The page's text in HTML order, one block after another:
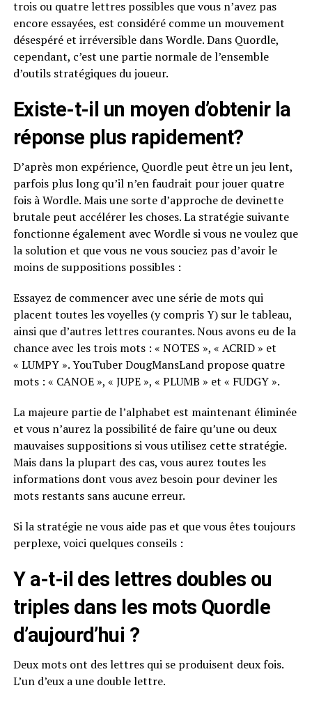
trois ou quatre lettres possibles que vous n’avez pas
encore essayées, est considéré comme un mouvement
désespéré et irréversible dans Wordle. Dans Quordle,
cependant, c’est une partie normale de l’ensemble
d’outils stratégiques du joueur.
Existe-t-il un moyen d’obtenir la
réponse plus rapidement?
D’après mon expérience, Quordle peut être un jeu lent,
parfois plus long qu’il n’en faudrait pour jouer quatre
fois à Wordle. Mais une sorte d’approche de devinette
brutale peut accélérer les choses. La stratégie suivante
fonctionne également avec Wordle si vous ne voulez que
la solution et que vous ne vous souciez pas d’avoir le
moins de suppositions possibles :
Essayez de commencer avec une série de mots qui
placent toutes les voyelles (y compris Y) sur le tableau,
ainsi que d’autres lettres courantes. Nous avons eu de la
chance avec les trois mots : « NOTES », « ACRID » et
« LUMPY ». YouTuber DougMansLand propose quatre
mots : « CANOE », « JUPE », « PLUMB » et « FUDGY ».
La majeure partie de l’alphabet est maintenant éliminée
et vous n’aurez la possibilité de faire qu’une ou deux
mauvaises suppositions si vous utilisez cette stratégie.
Mais dans la plupart des cas, vous aurez toutes les
informations dont vous avez besoin pour deviner les
mots restants sans aucune erreur.
Si la stratégie ne vous aide pas et que vous êtes toujours
perplexe, voici quelques conseils :
Y a-t-il des lettres doubles ou
triples dans les mots Quordle
d’aujourd’hui ?
Deux mots ont des lettres qui se produisent deux fois.
L’un d’eux a une double lettre.